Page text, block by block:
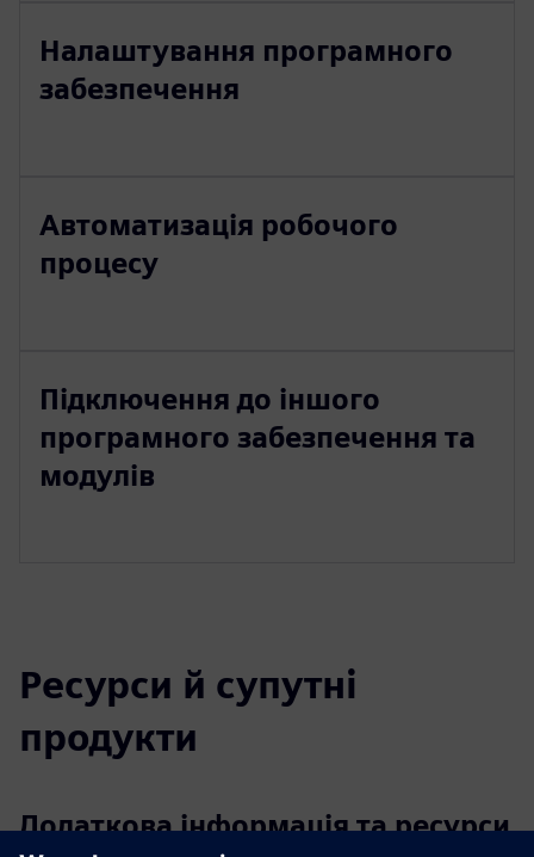
Налаштування програмного
забезпечення
Автоматизація робочого
процесу
Підключення до іншого
програмного забезпечення та
модулів
Ресурси й супутні
продукти
Додаткова інформація та ресурси